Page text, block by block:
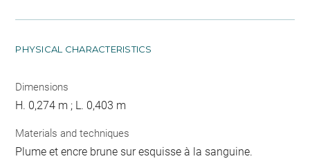
PHYSICAL CHARACTERISTICS
Dimensions
H. 0,274 m ; L. 0,403 m
Materials and techniques
Plume et encre brune sur esquisse à la sanguine.